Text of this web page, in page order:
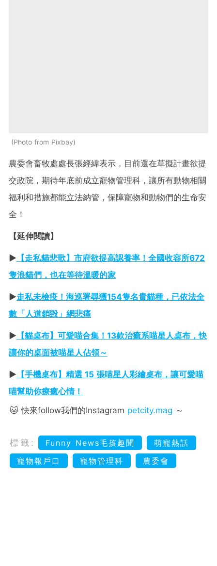
Photo from Pixbay
農委會畜牧處處長張經緯表示，目前還在草擬計畫欲提
交政院，期待年底前成立寵物管理科，讓所有動物相關
福利和措施都能立法納管，保障寵物和動物們的生命安
全！
【延伸閱讀】
► 【走私貓悲歌】市府欲提高認養率！全國收容所672
隻浪貓們，也在等待溫暖的家
►走私未檢疫！海巡署尋獲154隻名貴貓種，已依法全
數「人道銷毀」網悲痛
► 【貓桌布】可愛喵合集！13款治癒系喵星人桌布，快
讓你的桌面被喵星人佔領～
► 【手機桌布】精選 15 張喵星人彩繪桌布，讓可愛喵
喵幫助你療癒心情！
🐱 快來follow我們的Instagram petcity.mag ～
標籤: Funny News毛孩趣聞
萌寵熱話
寵物報戶口
寵物管理科 農委會